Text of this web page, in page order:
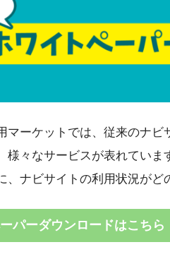
マーケットでは、従来のナビ
様々なサービスが表れてい
、ナビサイトの利用状況がど
パーダウンロードはこちら